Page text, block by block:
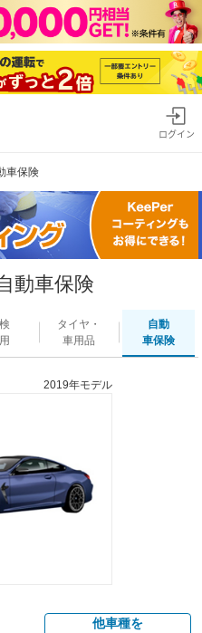
ログイン
車保険
動車保険
タイヤ・
車用品
自動
車保険
2019年モデル
他車種を